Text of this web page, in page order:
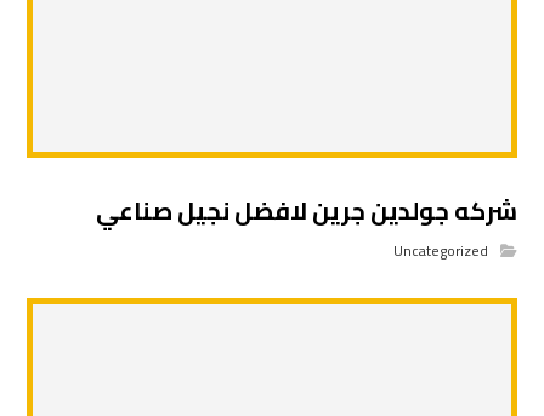
شركه جولدين جرين لافضل نجيل صناعي
Uncategorized